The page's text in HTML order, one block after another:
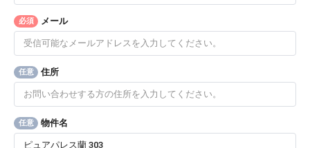
必須 メール
任意 住所
任意 物件名